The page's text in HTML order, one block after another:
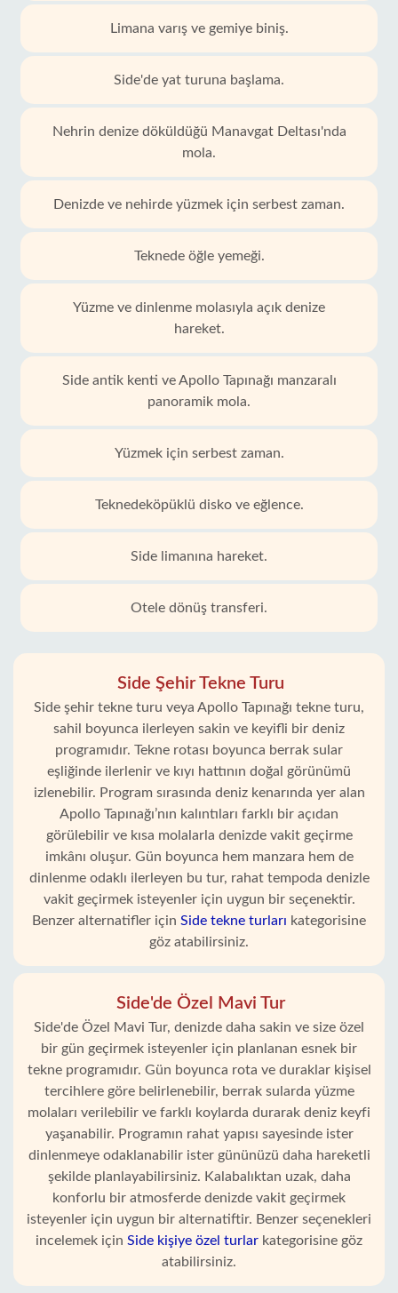
Limana varış ve gemiye biniş.
Side'de yat turuna başlama.
Nehrin denize döküldüğü Manavgat Deltası'nda
mola.
Denizde ve nehirde yüzmek için serbest zaman.
Teknede öğle yemeği.
Yüzme ve dinlenme molasıyla açık denize
hareket.
Side antik kenti ve Apollo Tapınağı manzaralı
panoramik mola.
Yüzmek için serbest zaman.
Teknedeköpüklü disko ve eğlence.
Side limanına hareket.
Otele dönüş transferi.
Side Şehir Tekne Turu
Side şehir tekne turu veya Apollo Tapınağı tekne turu,
sahil boyunca ilerleyen sakin ve keyifli bir deniz
programıdır. Tekne rotası boyunca berrak sular
eşliğinde ilerlenir ve kıyı hattının doğal görünümü
izlenebilir. Program sırasında deniz kenarında yer alan
Apollo Tapınağı’nın kalıntıları farklı bir açıdan
görülebilir ve kısa molalarla denizde vakit geçirme
imkânı oluşur. Gün boyunca hem manzara hem de
dinlenme odaklı ilerleyen bu tur, rahat tempoda denizle
vakit geçirmek isteyenler için uygun bir seçenektir.
Benzer alternatifler için Side tekne turları kategorisine
göz atabilirsiniz.
Side'de Özel Mavi Tur
Side'de Özel Mavi Tur, denizde daha sakin ve size özel
bir gün geçirmek isteyenler için planlanan esnek bir
tekne programıdır. Gün boyunca rota ve duraklar kişisel
tercihlere göre belirlenebilir, berrak sularda yüzme
molaları verilebilir ve farklı koylarda durarak deniz keyfi
yaşanabilir. Programın rahat yapısı sayesinde ister
dinlenmeye odaklanabilir ister gününüzü daha hareketli
şekilde planlayabilirsiniz. Kalabalıktan uzak, daha
konforlu bir atmosferde denizde vakit geçirmek
isteyenler için uygun bir alternatiftir. Benzer seçenekleri
incelemek için Side kişiye özel turlar kategorisine göz
atabilirsiniz.